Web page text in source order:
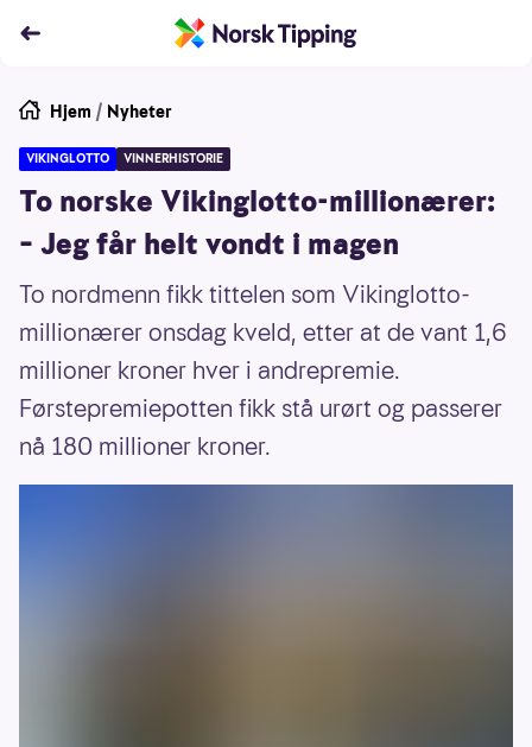
Hjem / Nyheter
VIKINGLOTTO VINNERHISTORIE
To norske Vikinglotto-millionærer:
– Jeg får helt vondt i magen
To nordmenn fikk tittelen som Vikinglotto-
millionærer onsdag kveld, etter at de vant 1,6
millioner kroner hver i andrepremie.
Førstepremiepotten fikk stå urørt og passerer
nå 180 millioner kroner.